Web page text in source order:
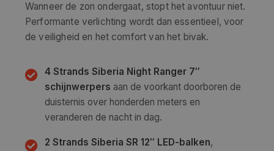
Wanneer de zon ondergaat, stopt het avontuur niet.
Performante verlichting wordt dan essentieel, voor
de veiligheid en het comfort van het bivak.
4 Strands Siberia Night Ranger 7″
schijnwerpers aan de voorkant doorboren de
duisternis over honderden meters en
veranderen de nacht in dag.
2 Strands Siberia SR 12″ LED-balken,